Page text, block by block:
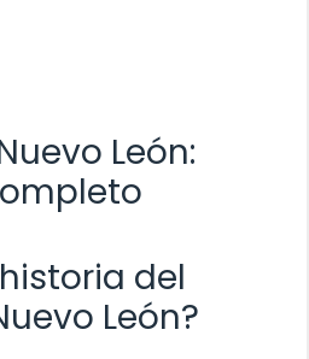
León:
del
León?